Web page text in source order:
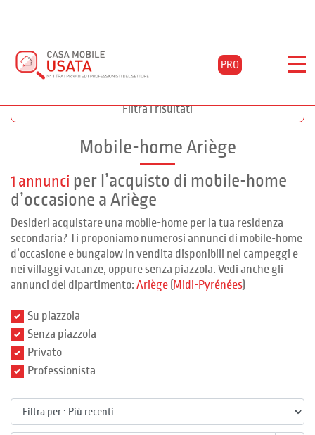
PRO
Acquista Midi-pyrénées Aulus-les-bains
Filtra i risultati
Mobile-home Ariège
1 annunci per l’acquisto di mobile-home
d’occasione a Ariège
Desideri acquistare una mobile-home per la tua residenza
secondaria? Ti proponiamo numerosi annunci di mobile-home
d’occasione e bungalow in vendita disponibili nei campeggi e
nei villaggi vacanze, oppure senza piazzola. Vedi anche gli
annunci del dipartimento: Ariège (Midi-Pyrénées)
Su piazzola
Senza piazzola
Privato
Professionista